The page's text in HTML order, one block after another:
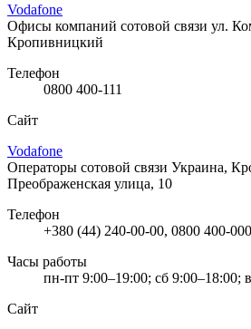
Vodafone
Офисы компаний сотовой связи ул.
Кропивницкий
Телефон
0800 400-111
Сайт
Vodafone
Операторы сотовой связи Украина,
Преображенская улица, 10
Телефон
+380 (44) 240-00-00, 0800 400-000
Часы работы
пн-пт 9:00–19:00; сб 9:00–18:00;
Сайт